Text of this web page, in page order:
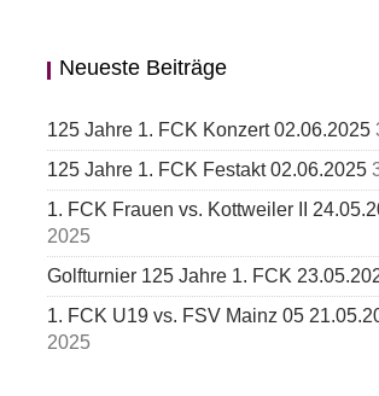
Neueste Beiträge
125 Jahre 1. FCK Konzert 02.06.2025
125 Jahre 1. FCK Festakt 02.06.2025
1. FCK Frauen vs. Kottweiler II
2025
Golfturnier 125 Jahre 1. FCK
1. FCK U19 vs. FSV Mainz 05
2025